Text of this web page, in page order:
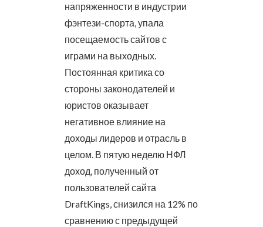
напряженности в индустрии
фэнтези-спорта, упала
посещаемость сайтов с
играми на выходных.
Постоянная критика со
стороны законодателей и
юристов оказывает
негативное влияние на
доходы лидеров и отрасль в
целом. В пятую неделю НФЛ
доход, полученный от
пользователей сайта
DraftKings, снизился на 12% по
сравнению с предыдущей